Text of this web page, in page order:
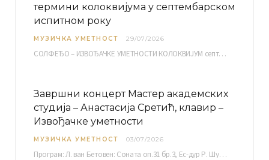
термини колоквијума у септембарском
испитном року
МУЗИЧКА УМЕТНОСТ 29/07/2026
СОЛФЕЂО – ИЗВОЂАЧКЕ УМЕТНОСТИ КОЛОКВИЈУМ септембарски испитни рок четвртак, 03.09.2026. уч. бр. 12 ПИСМЕНИ…
Завршни концерт Мастер академских
студија – Анастасија Сретић, клавир –
Извођачке уметности
МУЗИЧКА УМЕТНОСТ 03/07/2026
Програм: Л. ван Бетовен: Соната оп.31 бр.3, Ес-дур Р. Шуман: Бечки карневал оп.26 К. Дебиси:…